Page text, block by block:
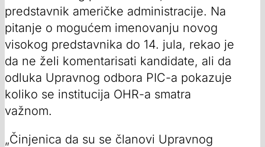
predstavnik američke administracije. Na
pitanje o mogućem imenovanju novog
visokog predstavnika do 14. jula, rekao je
da ne želi komentarisati kandidate, ali da
odluka Upravnog odbora PIC-a pokazuje
koliko se institucija OHR-a smatra
važnom.
„Činjenica da su se članovi Upravnog